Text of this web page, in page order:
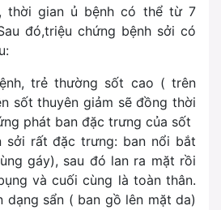
thời gian ủ bệnh có thể từ 7
đó,triệu chứng bệnh sởi có
trẻ thường sốt cao ( trên
sốt thuyên giảm sẽ đồng thời
phát ban đặc trưng của sốt
sởi rất đặc trưng: ban nổi bắt
gáy), sau đó lan ra mặt rồi
và cuối cùng là toàn thân.
dạng sẩn ( ban gồ lên mặt da)